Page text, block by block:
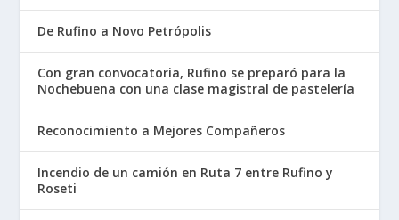
De Rufino a Novo Petrópolis
Con gran convocatoria, Rufino se preparó para la
Nochebuena con una clase magistral de pastelería
Reconocimiento a Mejores Compañeros
Incendio de un camión en Ruta 7 entre Rufino y
Roseti